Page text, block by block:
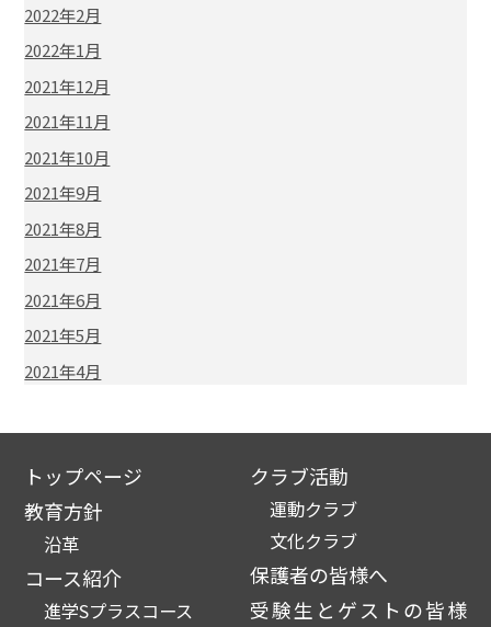
2022年2月
2022年1月
2021年12月
2021年11月
2021年10月
2021年9月
2021年8月
2021年7月
2021年6月
2021年5月
2021年4月
トップページ
教育方針
沿革
コース紹介
進学Sプラスコース
クラブ活動
運動クラブ
文化クラブ
保護者の皆様へ
受験生とゲストの皆様